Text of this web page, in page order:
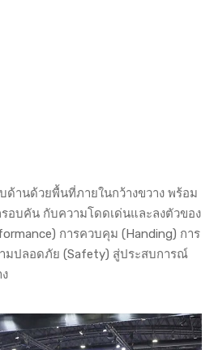
ด้านด้วยพื้นที่ภายในกว้างขวาง พร้อม
อบคัน กับความโดดเด่นและลงตัวของ
การควบคุม (Handing) การ
มปลอดภัย (Safety) สู่ประสบการณ์